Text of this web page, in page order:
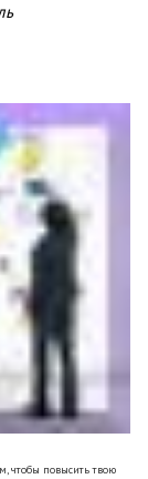
чтобы повысить твою